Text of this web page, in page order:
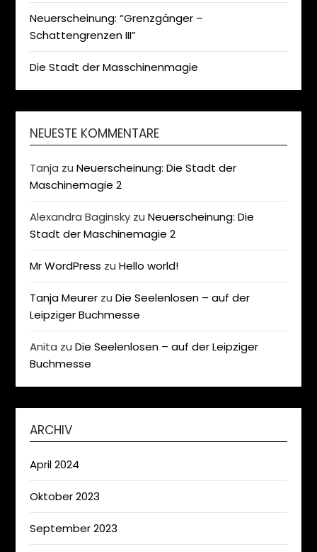
Neuerscheinung: “Grenzgänger –
Schattengrenzen III”
Die Stadt der Masschinenmagie
NEUESTE KOMMENTARE
Tanja zuNeuerscheinung: Die Stadt der
Maschinemagie 2
Alexandra Baginsky zuNeuerscheinung: Die
Stadt der Maschinemagie 2
Mr WordPress zuHello world!
Tanja Meurer zuDie Seelenlosen – auf der
Leipziger Buchmesse
Anita zuDie Seelenlosen – auf der Leipziger
Buchmesse
ARCHIV
April 2024
Oktober 2023
September 2023